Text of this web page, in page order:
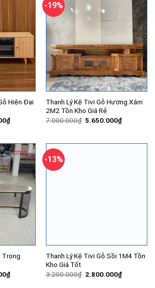
Hiện Đại
₫Giá
hiện
1.680.000₫.
-19%
Thanh Lý Kệ Tivi Gỗ Hương Xám
2M2 Tồn Kho Giá Rẻ
7.000.000₫ Giá
5.650.000₫Giá
hiện
Trọng
₫Giá
hiện
-13%
Thanh Lý Kệ Tivi Gỗ Sồi 1M4 Tồn
Kho Giá Tốt
3.200.000₫ Giá
2.800.000₫Giá
hiện